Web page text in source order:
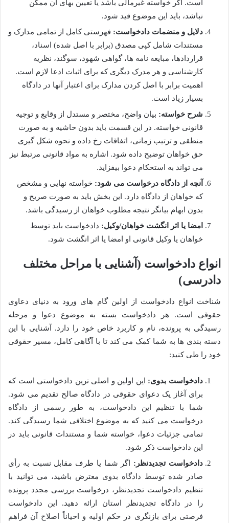
است. اگر خواسته غیرمالی باشد یا تعیین بهای آن ممکن
نباشد، باید این موضوع قید شود.
دلایل و منضمات دادخواست: فهرستی کامل از تمامی مدارک و
مستندات شامل کپی مصدق (برابر با اصل شده) اسناد،
قراردادها، مبایعه نامه ها، گواهی شهود، سوگند، نظریه
کارشناسی و هر مدرک دیگری که برای اثبات ادعا لازم است.
اهمیت برابر با اصل کردن مدارک برای اعتبار آنها در دادگاه
بسیار زیاد است.
شرح خواسته: بیان واضح، مختصر و مستدل از وقایع و توجیه
قانونی خواسته. در این قسمت باید بدون حاشیه و به صورت
منطقی و ترتیب زمانی، اتفاقات رخ داده و نحوه شکل گیری
حق خواهان توضیح داده شود. اشاره به مواد قانونی مرتبط نیز
می تواند به استحکام دعوا بیفزاید.
آنچه از دادگاه درخواست می شود: خواسته نهایی و مشخص
که خواهان از دادگاه دارد. این بخش باید به صورت صریح و
بدون ابهام بیانگر نتیجه مطلوب خواهان از رسیدگی باشد.
امضا یا اثر انگشت خواهان/وکیل: دادخواست باید توسط
خواهان یا وکیل قانونی او امضا یا اثر انگشت شود.
انواع دادخواست (آشنایی با مراحل مختلف
دادرسی)
شناخت انواع دادخواست از اولین گام های ورود به دنیای دعاوی
حقوقی است. هر دادخواست بسته به موضوع دعوا و مرحله
رسیدگی به پرونده، نام و کاربرد خاص خود را دارد. آشنایی با این
دسته بندی ها به شما کمک می کند تا با آگاهی کامل، مسیر حقوقی
خود را طی کنید:
دادخواست بدوی: این اولین و اصلی ترین دادخواستی است که
برای آغاز یک دعوای حقوقی در دادگاه صالح تقدیم می شود.
شما با تنظیم این دادخواست، به طور رسمی از دادگاه
درخواست می کنید که به موضوع اختلافی شما رسیدگی کند.
تمامی جزئیات دعوا، خواسته شما و مستندات قانونی باید در
این دادخواست ذکر شود.
دادخواست تجدیدنظر: اگر شما یا طرف مقابل نسبت به رأی
صادر شده توسط دادگاه بدوی معترض باشید، می توانید با
تنظیم دادخواست تجدیدنظر، درخواست بررسی مجدد پرونده
را در دادگاه تجدیدنظر استان ارائه دهید. این دادخواست
فرصتی برای بازنگری در حکم اولیه و احیاناً اصلاح آن فراهم